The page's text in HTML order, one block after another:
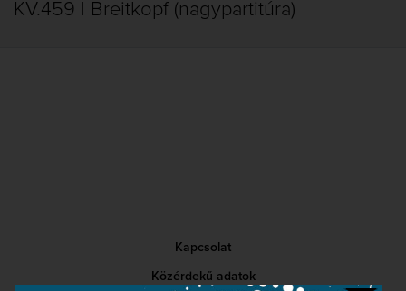
KV.459 | Breitkopf (nagypartitúra)
Kapcsolat
Közérdekű adatok